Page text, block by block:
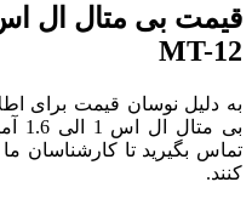
MT-12
به دلیل نوسان قیمت برای
تماس بگیرید تا کارشناسان ما
کنند.